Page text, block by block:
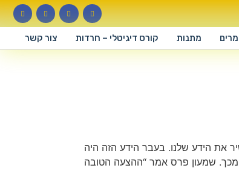
מתנות קורס דיגיטלי – חרדות צור קשר
את הידע שלנו. בעבר הידע הזה היה
מכך. שמעון פרס אמר “ההצעה הטובה